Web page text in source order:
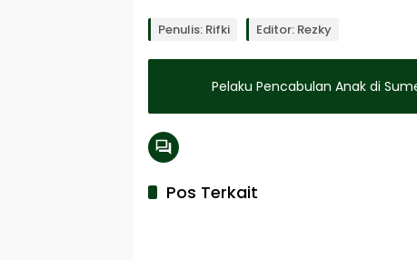
Penulis: Rifki Editor: Rezky
Pelaku Pencabulan Anak di
Pos Terkait